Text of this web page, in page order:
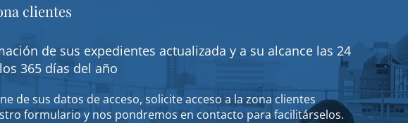
clientes
de sus expedientes actualizada y a su alcance las 24
365 días del año
de sus datos de acceso, solicite acceso a la zona clientes
formulario y nos pondremos en contacto para facilitárselos.